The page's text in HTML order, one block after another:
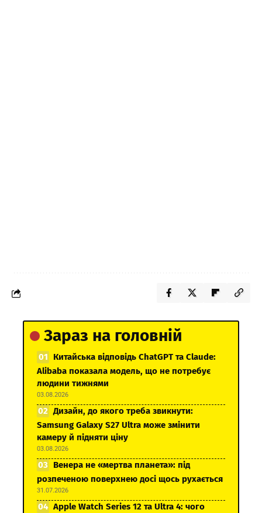
Зараз на головній
Китайська відповідь ChatGPT та Claude:
Alibaba показала модель, що не потребує
людини тижнями
03.08.2026
Дизайн, до якого треба звикнути:
Samsung Galaxy S27 Ultra може змінити
камеру й підняти ціну
03.08.2026
Венера не «мертва планета»: під
розпеченою поверхнею досі щось рухається
31.07.2026
Apple Watch Series 12 та Ultra 4: чого